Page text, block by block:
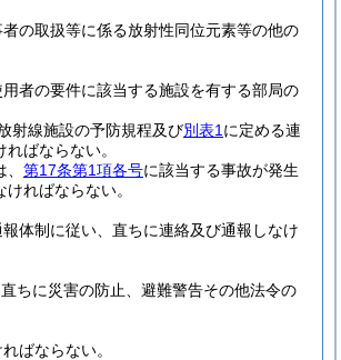
の取扱等に係る放射性同位元素等の他の
者の要件に該当する施設を有する部局の
射線施設の予防規程及び別表1 に定める連
ばならない。
第17条第1項各号に該当する事故が発生
ればならない。
体制に従い、直ちに連絡及び通報しなけ
ちに災害の防止、避難警告その他法令の
ばならない。